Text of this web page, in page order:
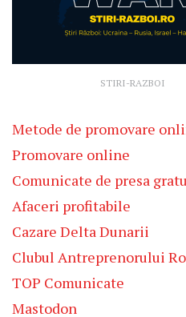
STIRI-RAZBOI
Metode de promovare
Promovare online
Comunicate de presa
Afaceri profitabile
Cazare Delta Dunarii
Clubul Antreprenorului
TOP Comunicate
Mastodon